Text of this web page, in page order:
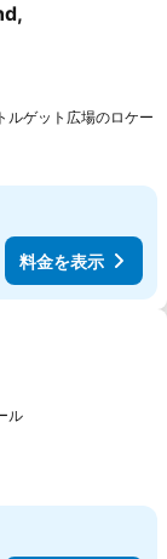
加
ルゲット広場のロケー
料金を表示
加
ル